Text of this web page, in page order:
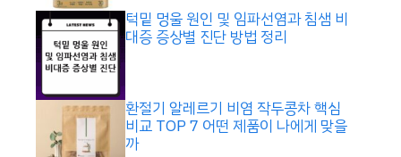
턱밑 멍울 원인 및 임파선염과 침샘 비
대증 증상별 진단 방법 정리
환절기 알레르기 비염 작두콩차 핵심
비교 TOP 7 어떤 제품이 나에게 맞을
까